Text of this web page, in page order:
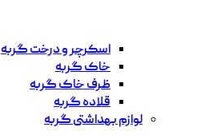
اسکرچر و درخت گربه
خاک گربه
ظرف خاک گربه
قلاده گربه
لوازم بهداشتی گربه